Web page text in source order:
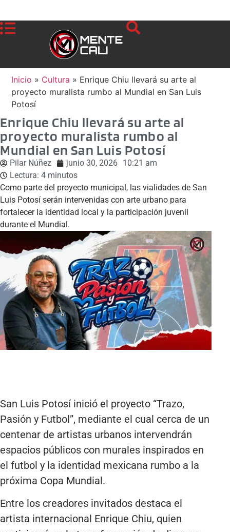
Inicio » Cultura » Enrique Chiu llevará su arte al
proyecto muralista rumbo al Mundial en San Luis
Potosí
Enrique Chiu llevará su arte al
proyecto muralista rumbo al
Mundial en San Luis Potosí
Pilar Núñez junio 30, 2026 10:21 am
Lectura: 4 minutos
Como parte del proyecto municipal, las vialidades de San
Luis Potosí serán intervenidas con arte urbano para
fortalecer la identidad local y la participación juvenil
durante el Mundial.
San Luis Potosí inició el proyecto “Trazo,
Pasión y Futbol”, mediante el cual cerca de un
centenar de artistas urbanos intervendrán
espacios públicos con murales inspirados en
el futbol y la identidad mexicana rumbo a la
próxima Copa Mundial.
Entre los creadores invitados destaca el
artista internacional Enrique Chiu, quien